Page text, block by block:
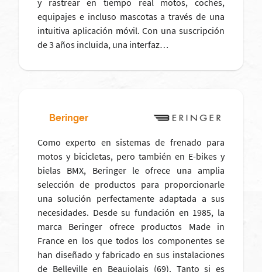
y rastrear en tiempo real motos, coches,
equipajes e incluso mascotas a través de una
intuitiva aplicación móvil. Con una suscripción
de 3 años incluida, una interfaz…
Beringer
Como experto en sistemas de frenado para
motos y bicicletas, pero también en E-bikes y
bielas BMX, Beringer le ofrece una amplia
selección de productos para proporcionarle
una solución perfectamente adaptada a sus
necesidades. Desde su fundación en 1985, la
marca Beringer ofrece productos Made in
France en los que todos los componentes se
han diseñado y fabricado en sus instalaciones
de Belleville en Beaujolais (69). Tanto si es